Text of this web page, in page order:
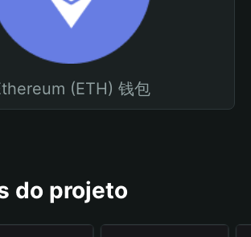
(ETH) 钱包
do projeto